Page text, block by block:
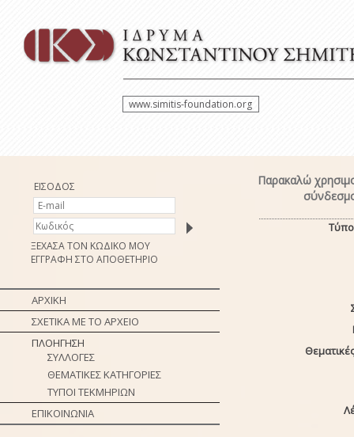
www.simitis-foundation.org
ΕΙΣΟΔΟΣ
ΞΕΧΑΣΑ ΤΟΝ ΚΩΔΙΚΟ ΜΟΥ
ΕΓΓΡΑΦΗ ΣΤΟ ΑΠΟΘΕΤΗΡΙΟ
ΑΡΧΙΚΗ
ΣΧΕΤΙΚΑ ΜΕ ΤΟ ΑΡΧΕΙΟ
ΠΛΟΗΓΗΣΗ
ΣΥΛΛΟΓΕΣ
ΘΕΜΑΤΙΚΕΣ ΚΑΤΗΓΟΡΙΕΣ
ΤΥΠΟΙ ΤΕΚΜΗΡΙΩΝ
ΕΠΙΚΟΙΝΩΝΙΑ
Παρακαλώ